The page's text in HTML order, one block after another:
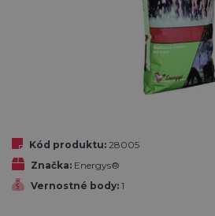
Kód produktu: 28005
Značka: Energys®
Vernostné body: 1